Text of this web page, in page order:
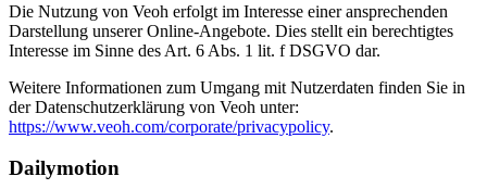
Die Nutzung von Veoh erfolgt im Interesse einer ansprechenden
Darstellung unserer Online-Angebote. Dies stellt ein berechtigtes
Interesse im Sinne des Art. 6 Abs. 1 lit. f DSGVO dar.
Weitere Informationen zum Umgang mit Nutzerdaten finden Sie in
der Datenschutzerklärung von Veoh unter:
https://www.veoh.com/corporate/privacypolicy.
Dailymotion